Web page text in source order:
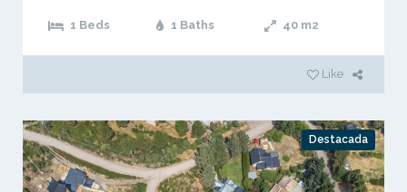
1 Beds 1 Baths 40 m2
Like
Destacada